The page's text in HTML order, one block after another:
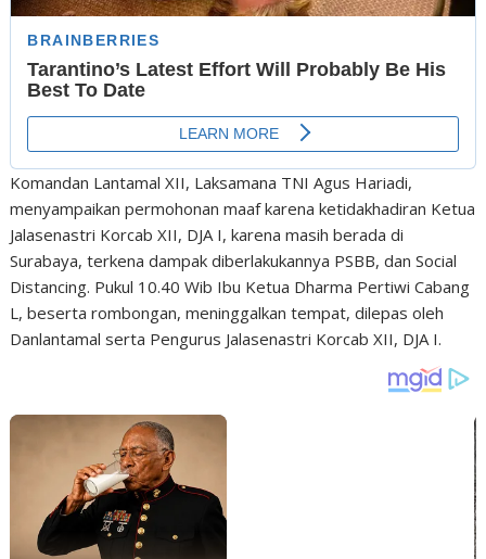
Komandan Lantamal XII, Laksamana TNI Agus Hariadi,
menyampaikan permohonan maaf karena ketidakhadiran Ketua
Jalasenastri Korcab XII, DJA I, karena masih berada di
Surabaya, terkena dampak diberlakukannya PSBB, dan Social
Distancing. Pukul 10.40 Wib Ibu Ketua Dharma Pertiwi Cabang
L, beserta rombongan, meninggalkan tempat, dilepas oleh
Danlantamal serta Pengurus Jalasenastri Korcab XII, DJA I.